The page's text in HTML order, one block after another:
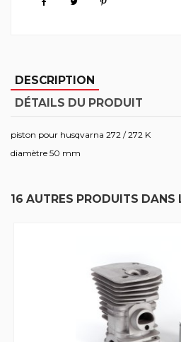
DESCRIPTION
DÉTAILS DU PRODUIT
piston pour husqvarna 272 / 272 K
diamètre 50 mm
16 AUTRES PRODUITS DANS